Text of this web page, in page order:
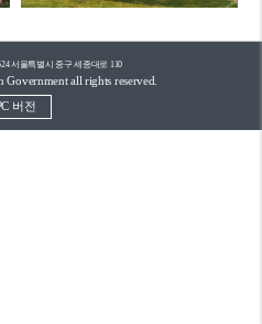
서울특별시 중구 세종대로 110
all rights reserved.
버전